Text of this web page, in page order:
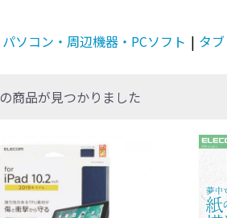
パソコン・周辺機器・PCソフト | タ
の商品が見つかりました